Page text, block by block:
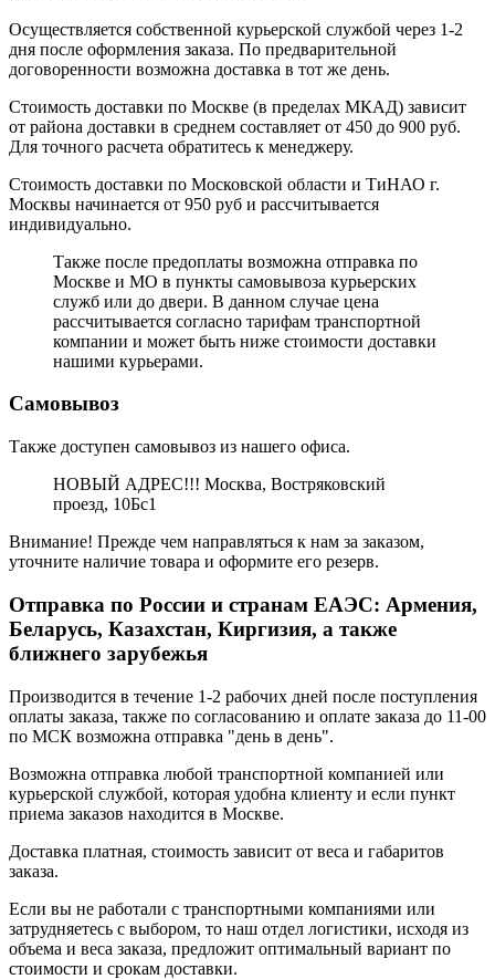
Осуществляется собственной курьерской службой через 1-2
дня после оформления заказа. По предварительной
договоренности возможна доставка в тот же день.
Стоимость доставки по Москве (в пределах МКАД) зависит
от района доставки в среднем составляет от 450 до 900 руб.
Для точного расчета обратитесь к менеджеру.
Стоимость доставки по Московской области и ТиНАО г.
Москвы начинается от 950 руб и рассчитывается
индивидуально.
Также после предоплаты возможна отправка по
Москве и МО в пункты самовывоза курьерских
служб или до двери. В данном случае цена
рассчитывается согласно тарифам транспортной
компании и может быть ниже стоимости доставки
нашими курьерами.
Самовывоз
Также доступен самовывоз из нашего офиса.
НОВЫЙ АДРЕС!!! Москва, Востряковский
проезд, 10Бс1
Внимание! Прежде чем направляться к нам за заказом,
уточните наличие товара и оформите его резерв.
Отправка по России и странам ЕАЭС: Армения,
Беларусь, Казахстан, Киргизия, а также
ближнего зарубежья
Производится в течение 1-2 рабочих дней после поступления
оплаты заказа, также по согласованию и оплате заказа до 11-00
по МСК возможна отправка "день в день".
Возможна отправка любой транспортной компанией или
курьерской службой, которая удобна клиенту и если пункт
приема заказов находится в Москве.
Доставка платная, стоимость зависит от веса и габаритов
заказа.
Если вы не работали с транспортными компаниями или
затрудняетесь с выбором, то наш отдел логистики, исходя из
объема и веса заказа, предложит оптимальный вариант по
стоимости и срокам доставки.